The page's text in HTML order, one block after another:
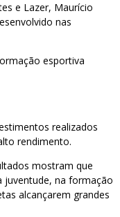
e Lazer, Maurício
nas
esportiva
realizados
rendimento.
mostram que
juventude, na formação
alcançarem grandes